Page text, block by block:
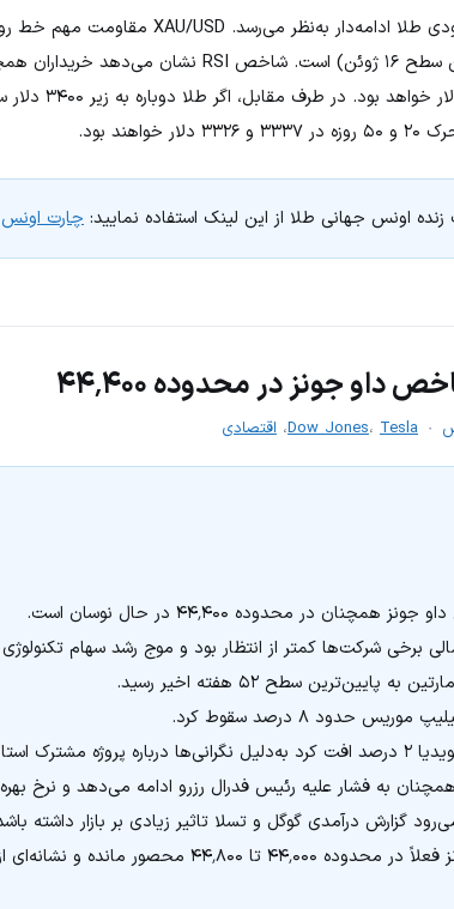
بود.
اونس جهانی طلا از این لینک استفاده نمایید: چارت
داو جونز در محدوده ۴۴٬۴۰۰
Dow Jones، Tesla ، اقتصادی
همچنان در محدوده ۴۴٬۴۰۰ در حال نوسان است.
برخی شرکت‌ها کمتر از انتظار بود و موج رشد سهام
به پایین‌ترین سطح ۵۲ هفته اخیر رسید.
موریس حدود ۸ درصد سقوط کرد.
پروژه مشترک استارلینک.
به فشار علیه رئیس فدرال رزرو ادامه می‌دهد و نرخ
گزارش درآمدی گوگل و تسلا تاثیر زیادی بر بازار داشته
تا ۴۴٬۸۰۰ محصور مانده و نشانه‌ای از شکست محدوده ندارد.